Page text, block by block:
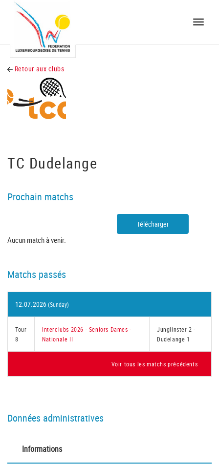
Toggle
Retour aux clubs
TC Dudelange
Prochain matchs
Télécharger
Aucun match à venir.
Matchs passés
12.07.2026(Sunday)
Tour
8
Interclubs 2026 - Seniors Dames -
Nationale II
Junglinster 2-
Dudelange 1
Voir tous les matchs précédents
Données administratives
Informations